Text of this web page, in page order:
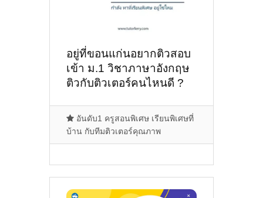
อยู่ที่ขอนแก่นอยากติวสอบ
เข้า ม.1 วิชาภาษาอังกฤษ
ติวกับติวเตอร์คนไหนดี ?
อันดับ1 ครูสอนพิเศษ เรียนพิเศษที่
บ้าน กับทีมติวเตอร์คุณภาพ